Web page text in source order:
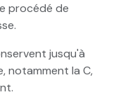
procédé de
jusqu'à
notamment la C,